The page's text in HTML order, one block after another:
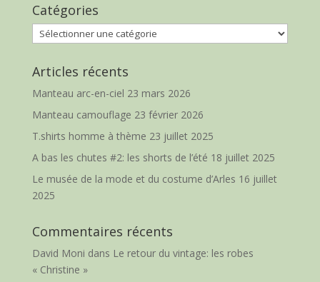
Catégories
Catégories
Articles récents
Manteau arc-en-ciel 23 mars 2026
Manteau camouflage 23 février 2026
T.shirts homme à thème 23 juillet 2025
A bas les chutes #2: les shorts de l’été 18 juillet 2025
Le musée de la mode et du costume d’Arles 16 juillet
2025
Commentaires récents
David Moni dans Le retour du vintage: les robes
« Christine »